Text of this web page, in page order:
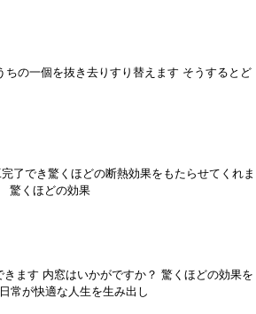
の一個を抜き去りすり替えます そうするとど
了でき驚くほどの断熱効果をもたらせてくれま
驚くほどの効果
ます 内窓はいかがですか？ 驚くほどの効果を
常が快適な人生を生み出し